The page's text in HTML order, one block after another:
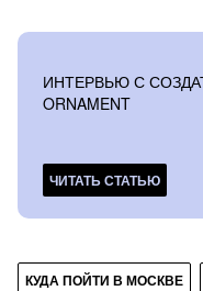
ИНТЕРВЬЮ С
ORNAMENT
ЧИТАТЬ СТАТЬЮ
КУДА ПОЙТИ В МОСКВЕ